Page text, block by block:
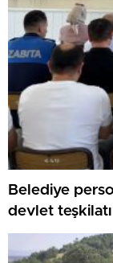
Belediye
devlet teşkilatı